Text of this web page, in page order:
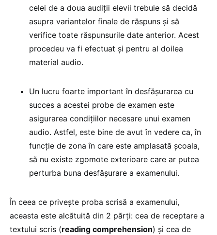
celei de a doua audiții elevii trebuie să decidă
asupra variantelor finale de răspuns și să
verifice toate răspunsurile date anterior. Acest
procedeu va fi efectuat și pentru al doilea
material audio.
Un lucru foarte important în desfășurarea cu
succes a acestei probe de examen este
asigurarea condițiilor necesare unui examen
audio. Astfel, este bine de avut în vedere ca, în
funcție de zona în care este amplasată școala,
să nu existe zgomote exterioare care ar putea
perturba buna desfășurare a examenului.
În ceea ce privește proba scrisă a examenului,
aceasta este alcătuită din 2 părți: cea de receptare a
textului scris (reading comprehension) și cea de